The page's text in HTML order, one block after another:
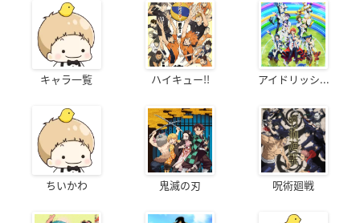
キャラ一覧 ハイキュー!! アイドリッシ...
ちいかわ 鬼滅の刃 呪術廻戦